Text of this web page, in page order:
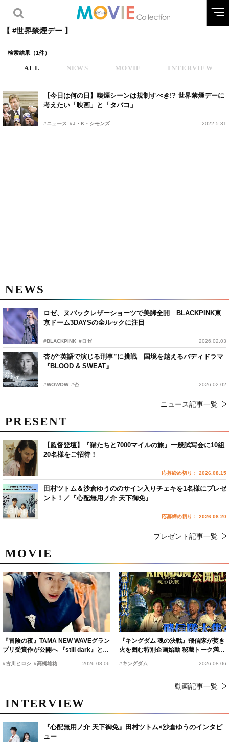
【 #世界禁煙デー 】
検索結果（1件）
ALL NEWS MOVIE INTERVIEW
【今日は何の日】喫煙シーンは規制すべき!? 世界禁煙デーに
考えたい「映画」と「タバコ」
#ニュース #J・K・シモンズ 2022.5.31
NEWS
ロゼ、ヌバックレザーショーツで美脚全開 BLACKPINK東
京ドーム3DAYSの全ルックに注目
#BLACKPINK #ロゼ 2026.02.03
杏が“英語で演じる刑事”に挑戦 国境を越えるバディドラマ
『BLOOD & SWEAT』
#WOWOW #杏 2026.02.02
ニュース記事一覧
MOVIE
『冒険の夜』TAMA NEW WAVEグラン
プリ受賞作が公開へ 『still dark』と同
時上映決定
#古川ヒロシ #髙橋雄祐 2026.08.06
『キングダム 魂の決戦』飛信隊が焚き
火を囲む特別企画始動 秘蔵トーク満載
の“キングダムキャンプ”開催
#キングダム 2026.08.06
動画記事一覧
INTERVIEW
『心配無用ノ介 天下御免』田村ツトム×沙倉ゆうのインタビ
ュー
PRESENT
【監督登壇】『猫たちと7000マイルの旅』一般試写会に10組
20名様をご招待！
応募締め切り： 2026.08.15
田村ツトム＆沙倉ゆうののサイン入りチェキを1名様にプレゼ
ント！／『心配無用ノ介 天下御免』
応募締め切り： 2026.08.20
プレゼント記事一覧